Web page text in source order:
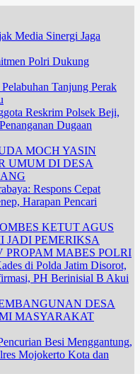
Media Sinergi Jaga
Polri Dukung
Tanjung Perak
Reskrim Polsek Beji,
Dugaan
MOCH YASIN
UMUM DI DESA
Respons Cepat
Harapan Pencari
KETUT AGUS
PEMERIKSA
MABES POLRI
di Polda Jatim Disorot,
PH Berinisial B Akui
DESA
MASYARAKAT
Besi Menggantung,
Mojokerto Kota dan